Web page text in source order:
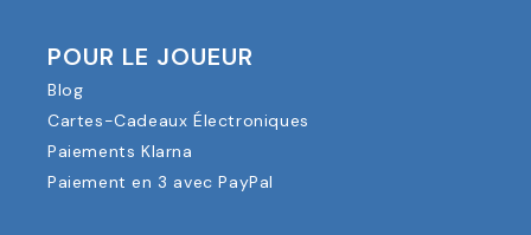
POUR LE JOUEUR
Blog
Cartes-Cadeaux Électroniques
Paiements Klarna
Paiement en 3 avec PayPal